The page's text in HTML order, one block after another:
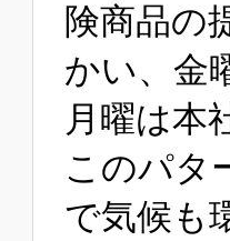
険商品の
かい、金
月曜は本
このパタ
で気候も